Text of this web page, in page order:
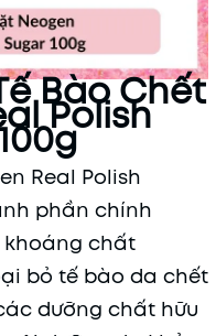
Bào Chết
Polish
Real Polish
phần chính
khoáng chất
bỏ tế bào da chết
dưỡng chất hữu